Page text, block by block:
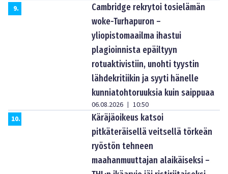
9.
Cambridge rekrytoi tosielämän
woke-Turhapuron –
yliopistomaailma ihastui
plagioinnista epäiltyyn
rotuaktivistiin, unohti tyystin
lähdekritiikin ja syyti hänelle
kunniatohtoruuksia kuin saippuaa
06.08.2026 | 10:50
10.
Käräjäoikeus katsoi
pitkäteräisellä veitsellä törkeän
ryöstön tehneen
maahanmuuttajan alaikäiseksi –